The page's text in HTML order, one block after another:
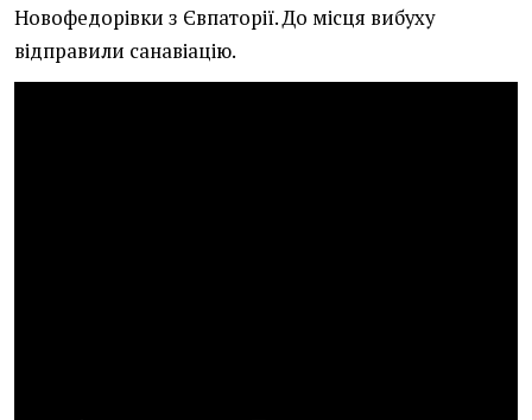
Новофедорівки з Євпаторії. До місця вибуху
відправили санавіацію.